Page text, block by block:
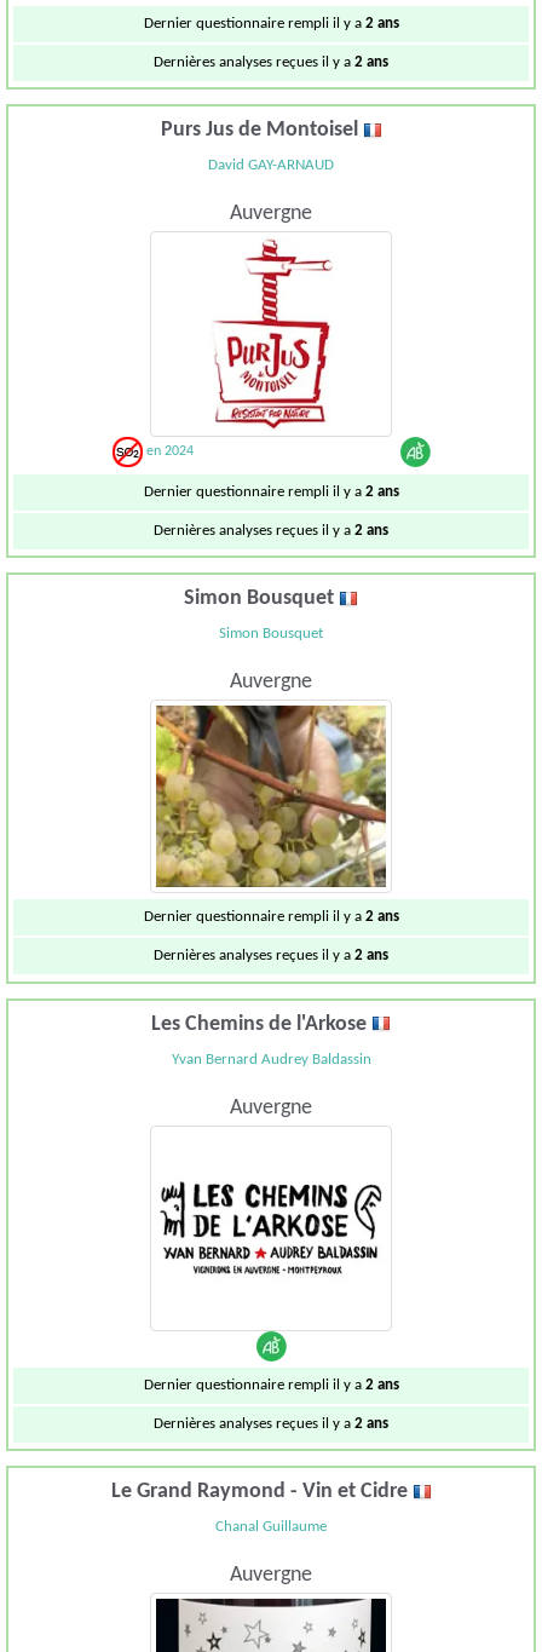
Dernier questionnaire rempli il y a 2 ans
Dernières analyses reçues il y a 2 ans
Purs Jus de Montoisel
David GAY-ARNAUD
Auvergne
en 2024
Dernier questionnaire rempli il y a 2 ans
Dernières analyses reçues il y a 2 ans
Simon Bousquet
Simon Bousquet
Auvergne
Dernier questionnaire rempli il y a 2 ans
Dernières analyses reçues il y a 2 ans
Les Chemins de l'Arkose
Yvan Bernard Audrey Baldassin
Auvergne
Dernier questionnaire rempli il y a 2 ans
Dernières analyses reçues il y a 2 ans
Le Grand Raymond - Vin et Cidre
Chanal Guillaume
Auvergne